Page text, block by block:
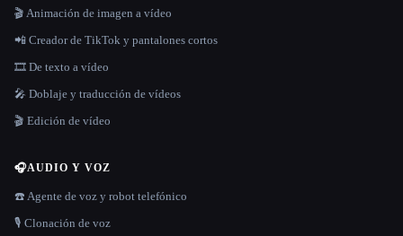
🎬 Animación de imagen a vídeo
📲 Creador de TikTok y pantalones cortos
🎞️ De texto a vídeo
🎤 Doblaje y traducción de vídeos
🎬 Edición de vídeo
🎧AUDIO Y VOZ
☎️ Agente de voz y robot telefónico
🎙️ Clonación de voz